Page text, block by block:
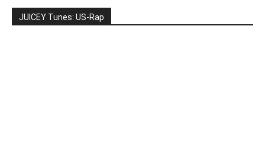
JUICEY Tunes: US-Rap